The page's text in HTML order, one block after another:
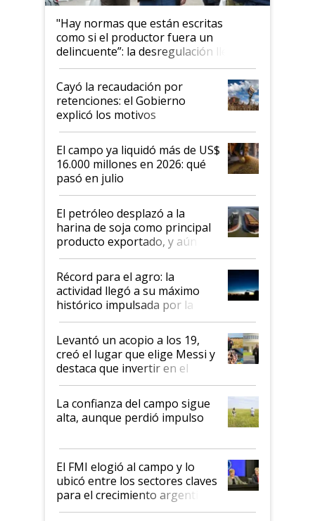
"Hay normas que están escritas
como si el productor fuera un
delincuente”: la desregulación llegó
al Congreso Aapresid y hasta se
habló del financiamiento al IPCVA
Cayó la recaudación por
retenciones: el Gobierno
explicó los motivos
El campo ya liquidó más de US$
16.000 millones en 2026: qué
pasó en julio
El petróleo desplazó a la
harina de soja como principal
producto exportado, y aún así
el agro aportó casi seis de cada
diez dólares y sostuvo el
liderazgo en un semestre
récord
Récord para el agro: la
actividad llegó a su máximo
histórico impulsada por la
cosecha y las exportaciones
Levantó un acopio a los 19,
creó el lugar que elige Messi y
destaca que invertir en el
kirchnerismo era como "darle
plata a un hijo para droga":
Juan Félix Rossetti, el libertario
que de una dura crisis salió
de Milei
La confianza del campo sigue
alta, aunque perdió impulso
El FMI elogió al campo y lo
ubicó entre los sectores claves
para el crecimiento argentino